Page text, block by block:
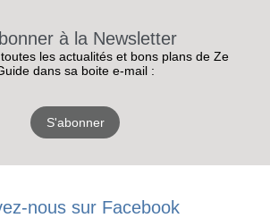
PLANS
à la Newsletter
les actualités et bons plans de Ze
dans sa boite e-mail :
S'abonner
nous sur Facebook